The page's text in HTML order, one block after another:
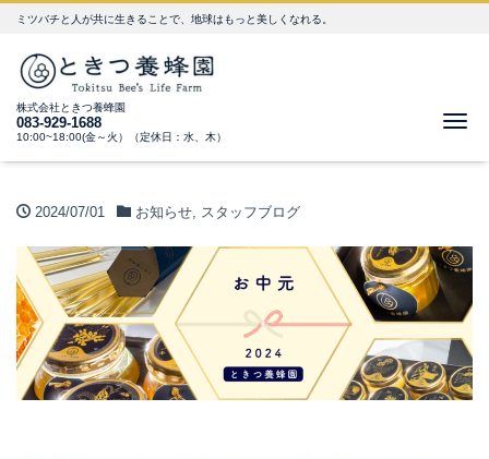
ミツバチと人が共に生きることで、地球はもっと美しくなれる。
株式会社ときつ養蜂園
083-929-1688
10:00~18:00(金～火）（定休日：水、木）
2024/07/01 お知らせ, スタッフブログ